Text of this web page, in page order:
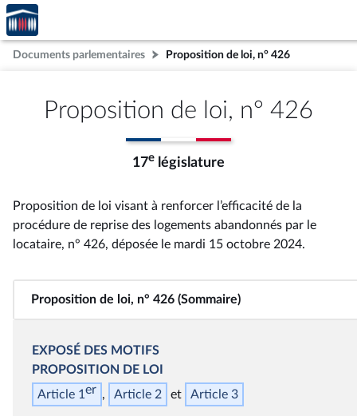
Aller au contenu
Aller en bas de la page
Accèder
à la
page
d'accueil
Documents parlementaires Proposition de loi, n° 426
Proposition de loi, n° 426
17e législature
Proposition de loi visant à renforcer l’efficacité de la
procédure de reprise des logements abandonnés par le
locataire, n° 426, déposée le mardi 15 octobre 2024.
Proposition de loi, n° 426 (Sommaire)
EXPOSÉ DES MOTIFS
PROPOSITION DE LOI
Article 1er Article 2 Article 3